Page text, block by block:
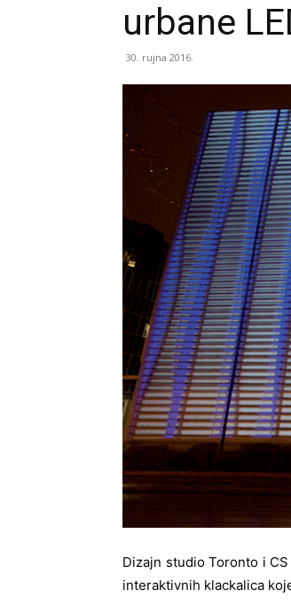
urbane
30. rujna 2016.
Dizajn studio Toronto i
interaktivnih klackalica